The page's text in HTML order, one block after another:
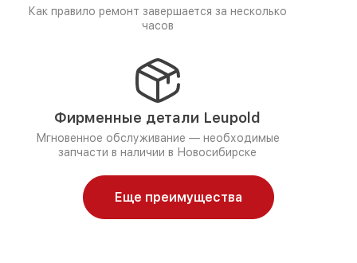
Как правило ремонт завершается за несколько
часов
Фирменные детали Leupold
Мгновенное обслуживание — необходимые
запчасти в наличии в Новосибирске
Еще преимущества